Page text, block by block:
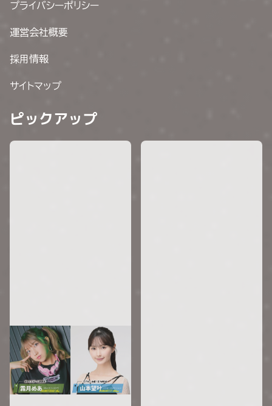
プライバシーポリシー
運営会社概要
採用情報
サイトマップ
ピックアップ